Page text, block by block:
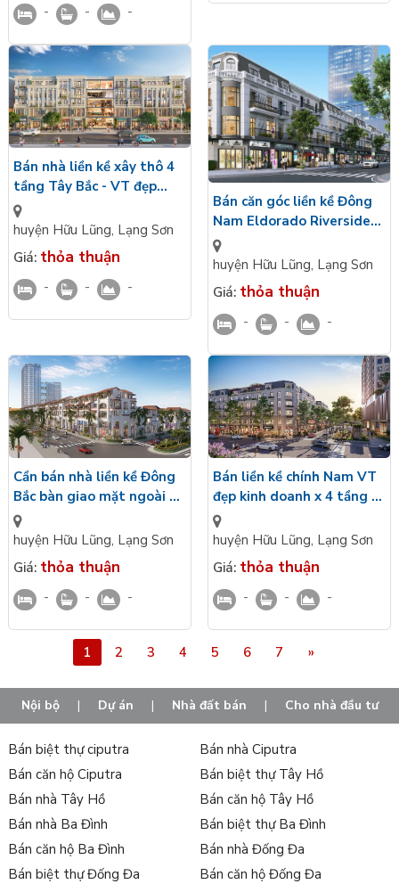
- - -
Bán nhà liền kề xây thô 4
tầng Tây Bắc - VT đẹp
kinh doanh Eldorado
Riverside Hữu Lũng, Lạng
huyện Hữu Lũng, Lạng Sơn
Giá: thỏa thuận
- - -
Bán căn góc liền kề Đông
Nam Eldorado Riverside
Hữu Lũng, Lạng Sơn xây
thô 4 tầng VT đẹp kinh
huyện Hữu Lũng, Lạng Sơn
Giá: thỏa thuận
- - -
Cần bán nhà liền kề Đông
Bắc bàn giao mặt ngoài 4
tầng kế công viên
Eldorado Riverside Hữu
huyện Hữu Lũng, Lạng Sơn
Giá: thỏa thuận
- - -
Bán liền kề chính Nam VT
đẹp kinh doanh x 4 tầng 1
tum Eldorado Riverside
Hữu Lũng, Lạng Sơn
huyện Hữu Lũng, Lạng Sơn
Giá: thỏa thuận
- - -
1 2 3 4 5 6 7 »
Nội bộ | Dự án | Nhà đất bán | Cho nhà đầu tư
Bán biệt thự ciputra
Bán nhà Ciputra
Bán căn hộ Ciputra
Bán biệt thự Tây Hồ
Bán nhà Tây Hồ
Bán căn hộ Tây Hồ
Bán nhà Ba Đình
Bán biệt thự Ba Đình
Bán căn hộ Ba Đình
Bán nhà Đống Đa
Bán biệt thự Đống Đa
Bán căn hộ Đống Đa